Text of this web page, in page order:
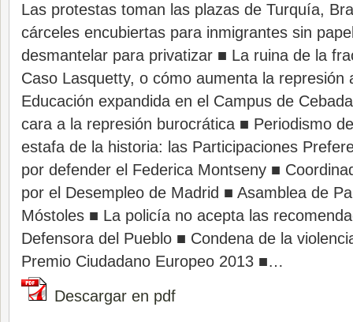
Las protestas toman las plazas de Turquía,
cárceles encubiertas para inmigrantes sin
desmantelar para privatizar ■ La ruina de la
Caso Lasquetty, o cómo aumenta la represión
Educación expandida en el Campus de
cara a la represión burocrática ■ Periodismo
estafa de la historia: las Participaciones
por defender el Federica Montseny ■
por el Desempleo de Madrid ■ Asamblea de
Móstoles ■ La policía no acepta las
Defensora del Pueblo ■ Condena de la
Premio Ciudadano Europeo 2013 ■…
Descargar en pdf